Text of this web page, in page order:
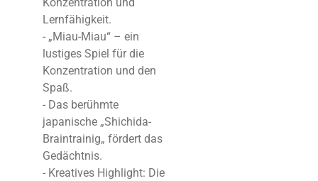
Konzentration und
Lernfähigkeit.
- „Miau-Miau“ – ein
lustiges Spiel für die
Konzentration und den
Spaß.
- Das berühmte
japanische „Shichida-
Braintrainig„ fördert das
Gedächtnis.
- Kreatives Highlight: Die